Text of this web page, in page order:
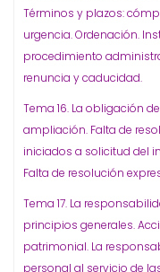
Términos y plazos:
urgencia. Ordenación.
procedimiento
renuncia y caducidad.
Tema 16. La obligación
ampliación. Falta de
iniciados a solicitud del
Falta de resolución
Tema 17. La
principios generales.
patrimonial. La
personal al servicio de